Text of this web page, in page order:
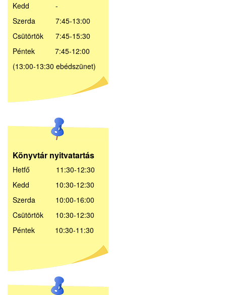
Kedd -
Szerda 7:45-13:00
Csütörtök 7:45-15:30
Péntek 7:45-12:00
(13:00-13:30 ebédszünet)
Könyvtár nyitvatartás
Hetfő 11:30-12:30
Kedd 10:30-12:30
Szerda 10:00-16:00
Csütörtök 10:30-12:30
Péntek 10:30-11:30